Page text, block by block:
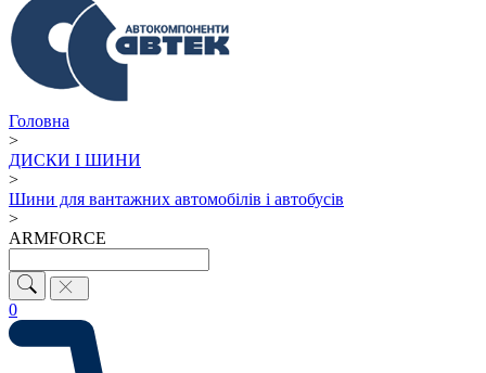
Головна
>
ДИСКИ І ШИНИ
>
Шини для вантажних автомобілів і автобусів
>
ARMFORCE
0